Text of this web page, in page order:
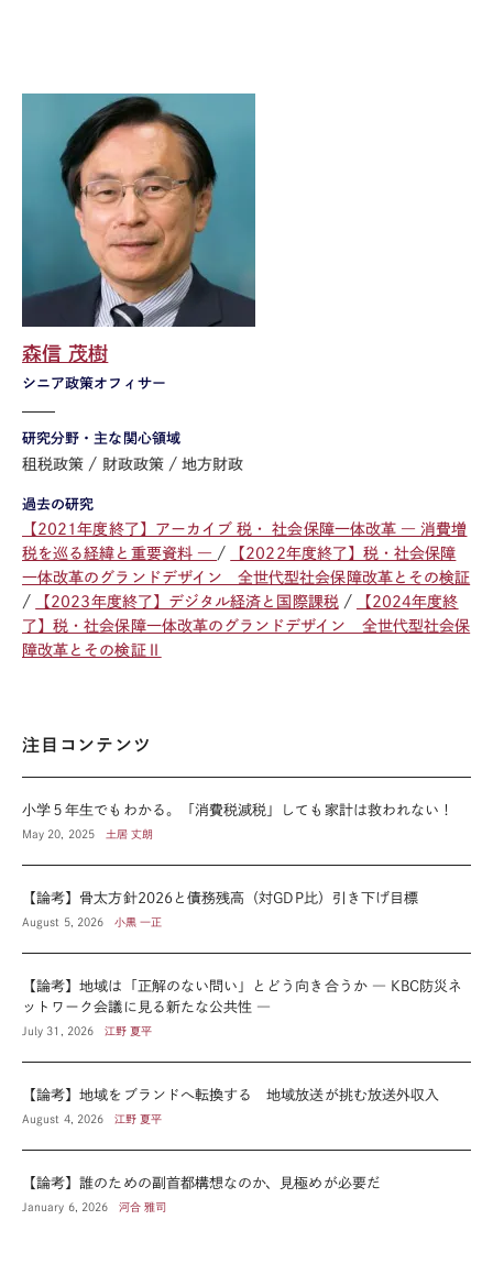
シニア政策オフィサー
森信 茂樹
研究分野・主な関心領域
租税政策 財政政策 地方財政
過去の研究
【2021年度終了】アーカイブ 税・ 社会保障一体改革 ― 消費増
税を巡る経緯と重要資料 ―
【2022年度終了】税・社会保障
一体改革のグランドデザイン 全世代型社会保障改革とその検証
【2023年度終了】デジタル経済と国際課税
【2024年度終
了】税・社会保障一体改革のグランドデザイン 全世代型社会保
障改革とその検証Ⅱ
注目コンテンツ
小学５年生でもわかる。「消費税減税」しても家計は救われない！
May 20, 2025 土居 丈朗
【論考】骨太方針2026と債務残高（対GDP比）引き下げ目標
August 5, 2026 小黒 一正
【論考】地域は「正解のない問い」とどう向き合うか ― KBC防災ネ
ットワーク会議に見る新たな公共性 ―
July 31, 2026 江野 夏平
【論考】地域をブランドへ転換する 地域放送が挑む放送外収入
August 4, 2026 江野 夏平
【論考】誰のための副首都構想なのか、見極めが必要だ
January 6, 2026 河合 雅司